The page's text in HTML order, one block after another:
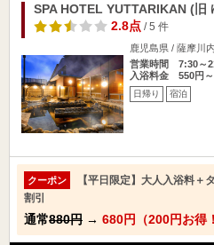
SPA HOTEL YUTTARIKAN (旧
2.8点/ 5 件
鹿児島県 / 薩摩川
営業時間 7:30～
入浴料金 550円～
日帰り 宿泊
クーポン
【平日限定】大人入浴料
割引
通常880円 → 680円（200円お得